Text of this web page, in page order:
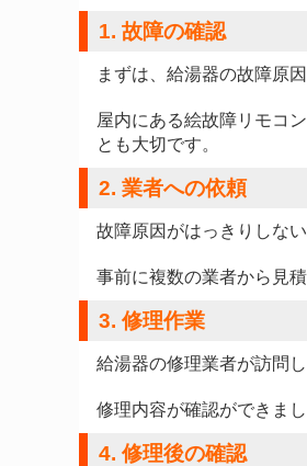
1. 故障の確認
まずは、給湯器の故障原
屋内にある絵故障リモコ
とも大切です。
2. 業者への依頼
故障原因がはっきりしな
事前に複数の業者から見
3. 修理作業
給湯器の修理業者が訪問
修理内容が確認ができま
4. 修理後の確認